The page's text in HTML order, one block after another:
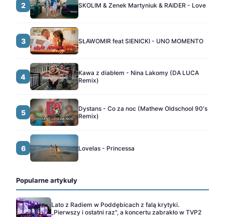
2 SKOLIM & Zenek Martyniuk & RAIDER - Love
3 SŁAWOMIR feat SIENICKI - UNO MOMENTO
4
Kawa z diabłem - Nina Lakomy (DA LUCA
Remix)
5
Dystans - Co za noc (Mathew Oldschool 90's
Remix)
6 Lovelas - Princessa
Popularne artykuły
Lato z Radiem w Poddębicach z falą krytyki.
„Pierwszy i ostatni raz", a koncertu zabrakło w TVP2